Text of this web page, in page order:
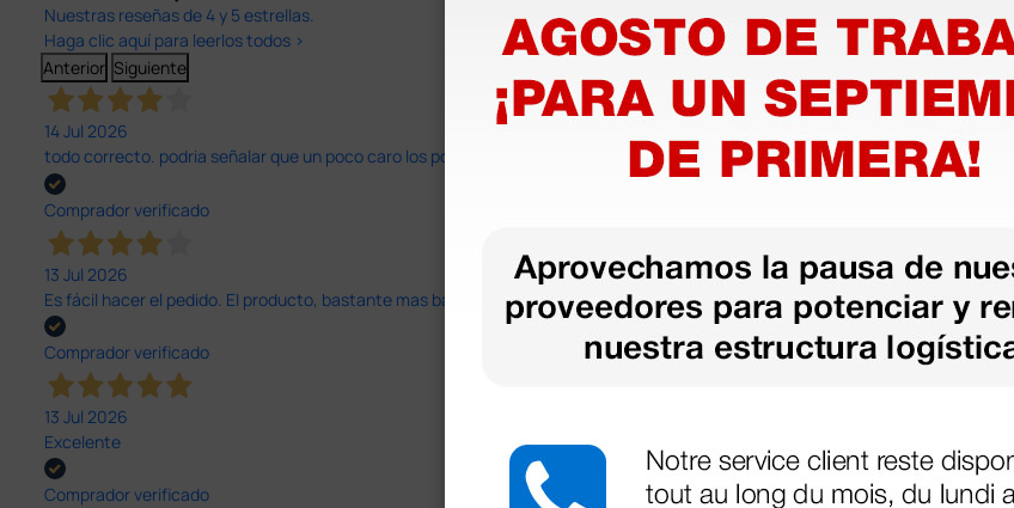
Nuestras reseñas de 4 y 5 estrellas.
Haga clic aquí para leerlos todos >
Anterior Siguiente
14 Jul 2026
todo correcto. podria señalar que un poco caro los portes y el plazo de entrega se alarga.
Comprador verificado
13 Jul 2026
Es fácil hacer el pedido. El producto, bastante mas barato que en otras plataformas de material médico. Pero el envío cuesta
Comprador verificado
13 Jul 2026
Excelente
Comprador verificado